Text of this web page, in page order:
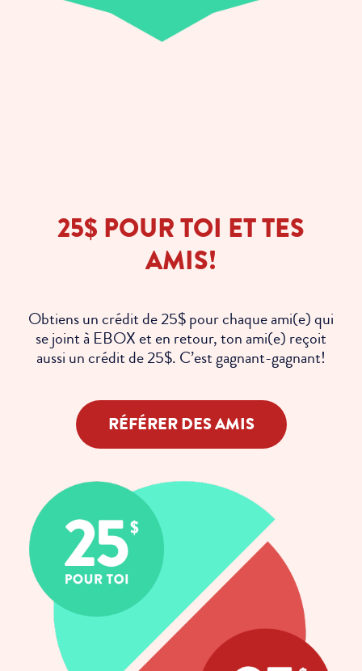
25$ POUR TOI ET TES
AMIS!
Obtiens un crédit de 25$ pour chaque ami(e) qui
se joint à EBOX et en retour, ton ami(e) reçoit
aussi un crédit de 25$. C’est gagnant-gagnant!
RÉFÉRER DES AMIS